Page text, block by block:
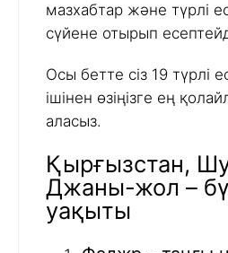
мазхабтар және түрлі
сүйене отырып
Осы бетте сіз 19 түрлі
ішінен өзіңізге ең
аласыз.
Қырғызстан,
Джаны-жол –
уақыты